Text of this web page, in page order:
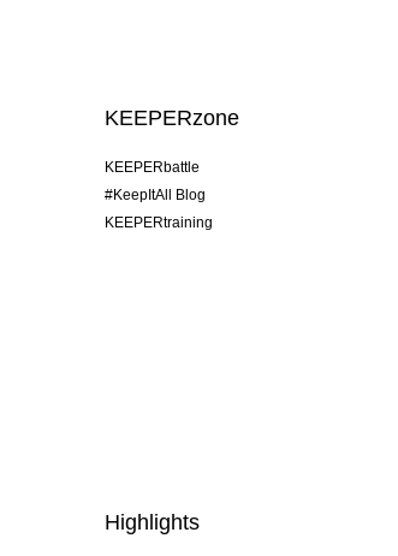
KEEPERzone
KEEPERbattle
#KeepItAll Blog
KEEPERtraining
Highlights